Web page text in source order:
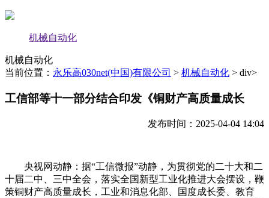
机械自动化
机械自动化
当前位置： 永乐高030net(中国)有限公司 > 机械自动化 > div>
工信部等十一部分结合印发《铜财产高质量成长
发布时间：2025-04-04 14:04
央视网动静：据“工信微报”动静，为贯彻党的二十大和二
十届二中、三中全会，落实全国新型工业化推进大会摆设，鞭
策铜财产高质量成长，工业和消息化部、国度成长委、教育